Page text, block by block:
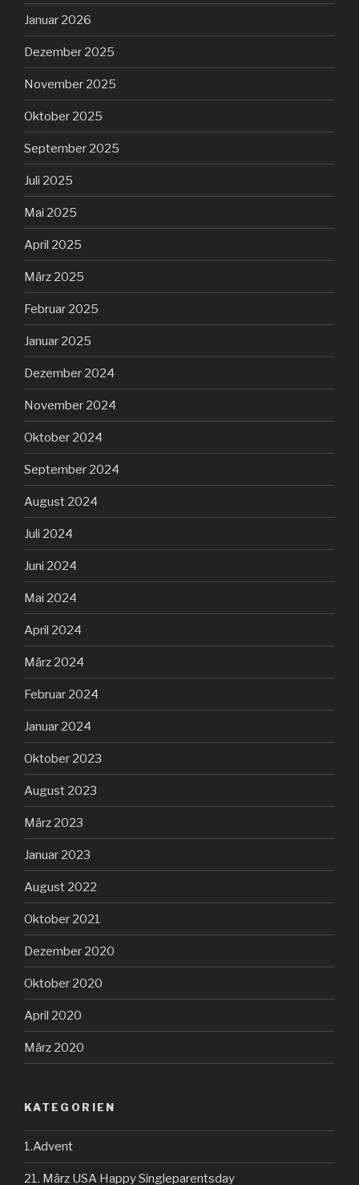
Januar 2026
Dezember 2025
November 2025
Oktober 2025
September 2025
Juli 2025
Mai 2025
April 2025
März 2025
Februar 2025
Januar 2025
Dezember 2024
November 2024
Oktober 2024
September 2024
August 2024
Juli 2024
Juni 2024
Mai 2024
April 2024
März 2024
Februar 2024
Januar 2024
Oktober 2023
August 2023
März 2023
Januar 2023
August 2022
Oktober 2021
Dezember 2020
Oktober 2020
April 2020
März 2020
KATEGORIEN
1.Advent
21. März USA Happy Singleparentsday